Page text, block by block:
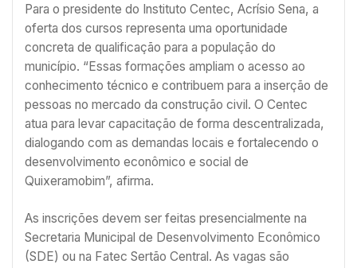
Para o presidente do Instituto Centec, Acrísio Sena, a
oferta dos cursos representa uma oportunidade
concreta de qualificação para a população do
município. “Essas formações ampliam o acesso ao
conhecimento técnico e contribuem para a inserção de
pessoas no mercado da construção civil. O Centec
atua para levar capacitação de forma descentralizada,
dialogando com as demandas locais e fortalecendo o
desenvolvimento econômico e social de
Quixeramobim”, afirma.
As inscrições devem ser feitas presencialmente na
Secretaria Municipal de Desenvolvimento Econômico
(SDE) ou na Fatec Sertão Central. As vagas são